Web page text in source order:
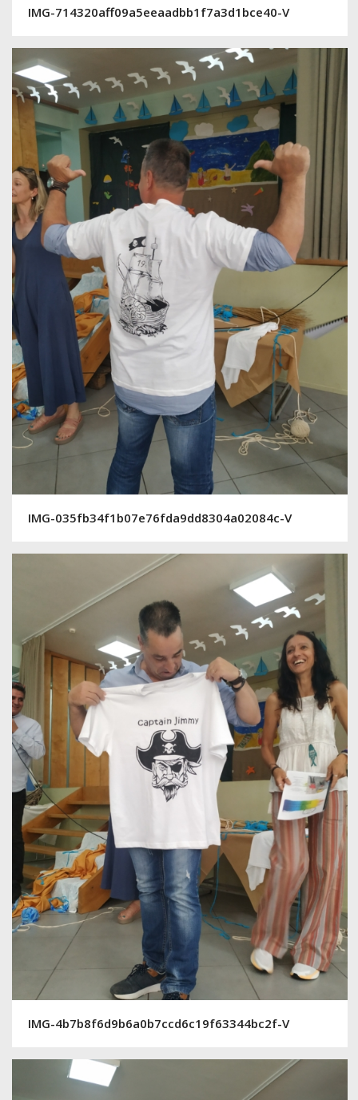
IMG-714320aff09a5eeaadbb1f7a3d1bce40-V
IMG-035fb34f1b07e76fda9dd8304a02084c-V
IMG-4b7b8f6d9b6a0b7ccd6c19f63344bc2f-V